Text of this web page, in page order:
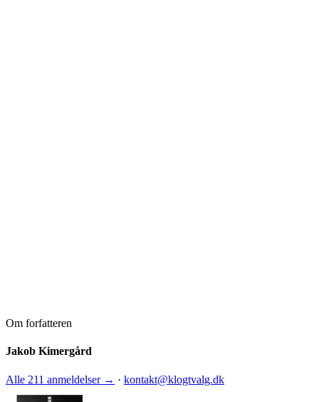
Om forfatteren
Jakob Kimergård
Alle 211 anmeldelser → · kontakt@klogtvalg.dk